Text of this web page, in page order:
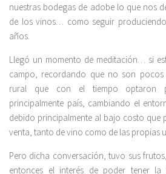
nuestras bodegas de adobe lo que nos
de los vinos… como seguir
años.
Llegó un momento de meditación… si
campo, recordando que no son
rural que con el tiempo optaron
principalmente país, cambiando el
debido principalmente al bajo costo que
venta, tanto de vino como de las propias
Pero dicha conversación, tuvo sus
entonces el interés de poder tener